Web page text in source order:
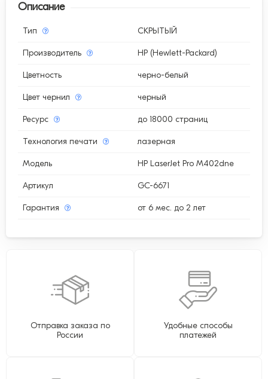
Описание
Тип СКРЫТЫЙ
Производитель HP (Hewlett-Packard)
Цветность черно-белый
Цвет чернил черный
Ресурс до 18000 страниц
Технология печати лазерная
Модель HP LaserJet Pro M402dne
Артикул GC-6671
Гарантия от 6 мес. до 2 лет
Отправка заказа по
России
Удобные способы
платежей